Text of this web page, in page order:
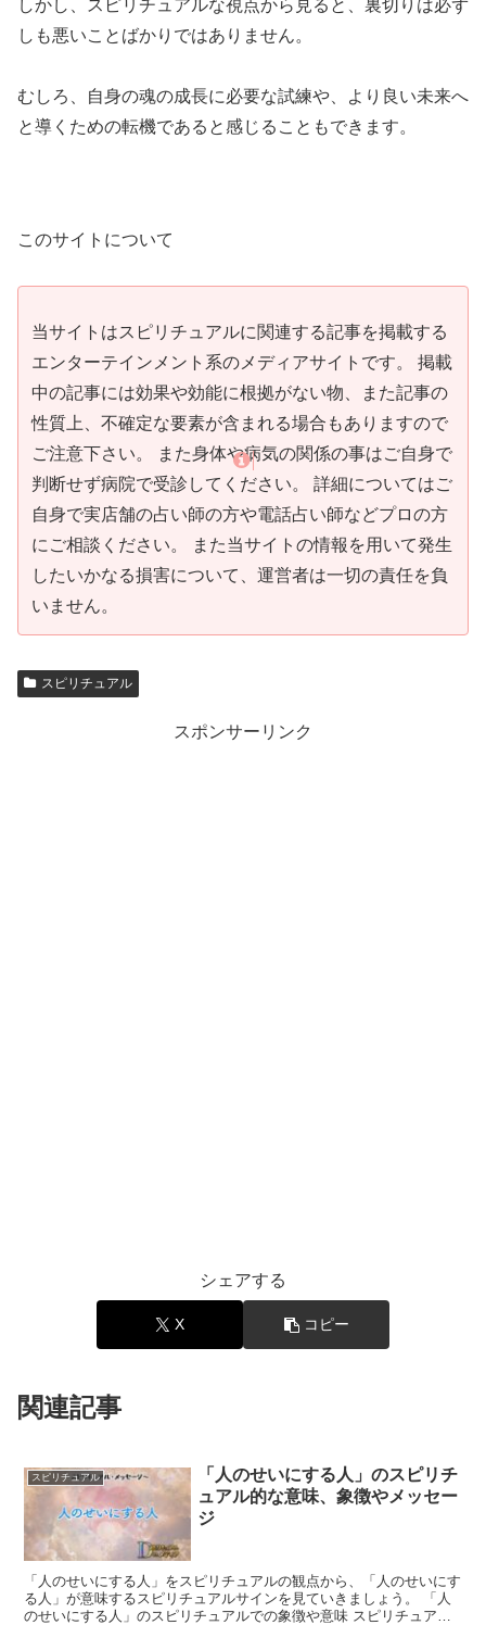
しかし、スピリチュアルな視点から見ると、裏切りは必ず
しも悪いことばかりではありません。
むしろ、自身の魂の成長に必要な試練や、より良い未来へ
と導くための転機であると感じることもできます。
このサイトについて
当サイトはスピリチュアルに関連する記事を掲載する
エンターテインメント系のメディアサイトです。 掲載
中の記事には効果や効能に根拠がない物、また記事の
性質上、不確定な要素が含まれる場合もありますので
ご注意下さい。 また身体や病気の関係の事はご自身で
判断せず病院で受診してください。 詳細についてはご
自身で実店舗の占い師の方や電話占い師などプロの方
にご相談ください。 また当サイトの情報を用いて発生
したいかなる損害について、運営者は一切の責任を負
いません。
スピリチュアル
スポンサーリンク
シェアする
X コピー
関連記事
スピリチュアル
「人のせいにする人」のスピリチ
ュアル的な意味、象徴やメッセー
ジ
「人のせいにする人」をスピリチュアルの観点から、「人のせいにす
る人」が意味するスピリチュアルサインを見ていきましょう。 「人
のせいにする人」のスピリチュアルでの象徴や意味 スピリチュアル